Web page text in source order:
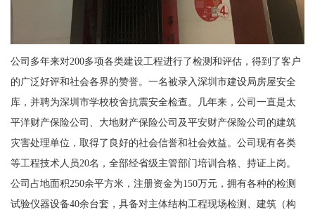
公司多年来对200多项各类建设工程进行了检测和评估，得到了客户
的广泛好评和社会各界的赞誉。一名被录入深圳市建设局房屋安全
库，并聘为深圳市学校校舍抗震安全检查。几年来，公司一直是太
平洋财产保险公司、大地财产保险公司及平安财产保险公司的建筑
灾害处理单位，取得了良好的社会信誉和社会效益。公司现有各类
等工程技术人员20名，全部经省级主管部门培训合格、持证上岗。
公司占地面积250余平方米，注册资金为150万元，拥有各种的检测
试验仪器设备40余台套，具备对主体结构工程现场检测、建筑（构